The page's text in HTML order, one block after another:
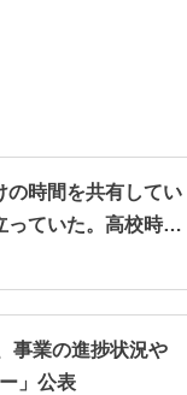
の時間を共有してい
っていた。高校時代
事業の進捗状況や
」公表